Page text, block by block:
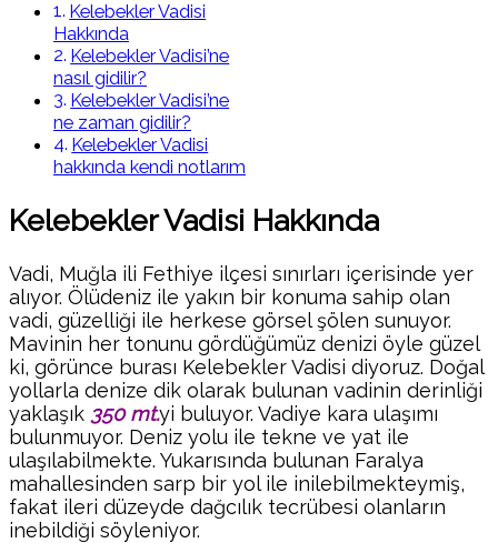
Kelebekler Vadisi
Hakkında
Kelebekler Vadisi’ne
nasıl gidilir?
Kelebekler Vadisi’ne
ne zaman gidilir?
Kelebekler Vadisi
hakkında kendi notlarım
Kelebekler Vadisi Hakkında
Vadi, Muğla ili Fethiye ilçesi sınırları içerisinde yer
alıyor. Ölüdeniz ile yakın bir konuma sahip olan
vadi, güzelliği ile herkese görsel şölen sunuyor.
Mavinin her tonunu gördüğümüz denizi öyle güzel
ki, görünce burası Kelebekler Vadisi diyoruz. Doğal
yollarla denize dik olarak bulunan vadinin derinliği
yaklaşık 350 mt.yi buluyor. Vadiye kara ulaşımı
bulunmuyor. Deniz yolu ile tekne ve yat ile
ulaşılabilmekte. Yukarısında bulunan Faralya
mahallesinden sarp bir yol ile inilebilmekteymiş,
fakat ileri düzeyde dağcılık tecrübesi olanların
inebildiği söyleniyor.